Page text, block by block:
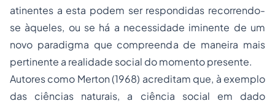
atinentes a esta podem ser respondidas recorrendo-
se àqueles, ou se há a necessidade iminente de um
novo paradigma que compreenda de maneira mais
pertinente a realidade social do momento presente.
Autores como Merton (1968) acreditam que, à exemplo
das ciências naturais, a ciência social em dado